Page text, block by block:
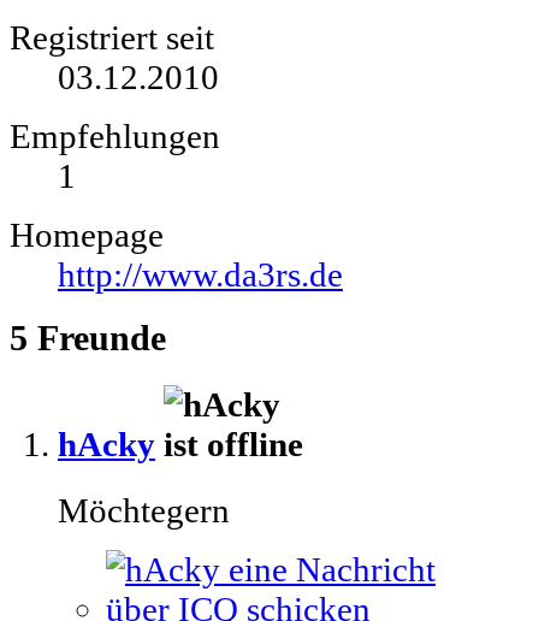
Registriert seit
03.12.2010
Empfehlungen
1
Homepage
http://www.da3rs.de
5 Freunde
hAcky
Möchtegern